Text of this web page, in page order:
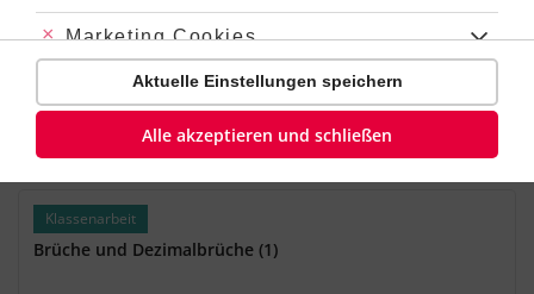
Klassenarbeit
Mathematik Klasse7‐8
Dauer:
45 Minuten
Klassenarbeit
Brüche und Dezimalbrüche (1)
Abgelehnt:
Marketing Cookies
Abgelehnt:
Personalisierungs-Cookies
Aktuelle Einstellungen speichern
Alle akzeptieren und schließen